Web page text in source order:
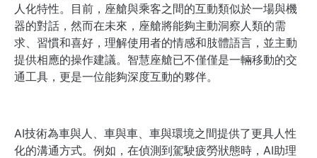
人化特性。目前，座艙與乘客之間的互動類似於一場與機
器的對話，然而在未來，座艙將能夠主動洞察人類的需
求、習慣和喜好，理解使用者的情感和肢體語言，並主動
提供相應的操作建議。智慧座艙已不僅僅是一輛移動的交
通工具，更是一位能夠深度互動的夥伴。
AI技術為車與人、車與車、車與環境之間提供了更具人性
化的溝通方式。例如，在偵測到駕駛疲勞狀態時，AI助理